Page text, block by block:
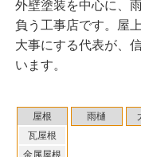
屋根
瓦屋根
金属屋根
雨樋
外壁塗装を中心に、
負う工事店です。屋
大事にする代表が、
います。